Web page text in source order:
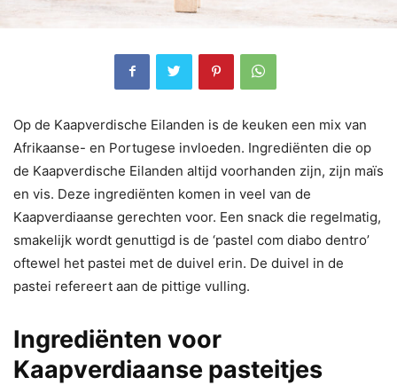
Op de Kaapverdische Eilanden is de keuken een mix van
Afrikaanse- en Portugese invloeden. Ingrediënten die op
de Kaapverdische Eilanden altijd voorhanden zijn, zijn maïs
en vis. Deze ingrediënten komen in veel van de
Kaapverdiaanse gerechten voor. Een snack die regelmatig,
smakelijk wordt genuttigd is de ‘pastel com diabo dentro’
oftewel het pastei met de duivel erin. De duivel in de
pastei refereert aan de pittige vulling.
Ingrediënten voor
Kaapverdiaanse pasteitjes